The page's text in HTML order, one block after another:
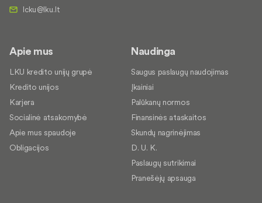
Apie mus
LKU kredito unijų grupė
Kredito unijos
Karjera
Socialinė atsakomybė
Apie mus spaudoje
Obligacijos
Naudinga
Saugus paslaugų naudojimas
Įkainiai
Palūkanų normos
Finansinės ataskaitos
Skundų nagrinėjimas
D. U. K.
Paslaugų sutrikimai
Pranešėjų apsauga